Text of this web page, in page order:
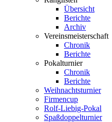
Übersicht
Berichte
Archiv
Vereinsmeisterschaft
Chronik
Berichte
Pokalturnier
Chronik
Berichte
Weihnachtsturnier
Firmencup
Rolf-Liebig-Pokal
Spaßdoppelturnier